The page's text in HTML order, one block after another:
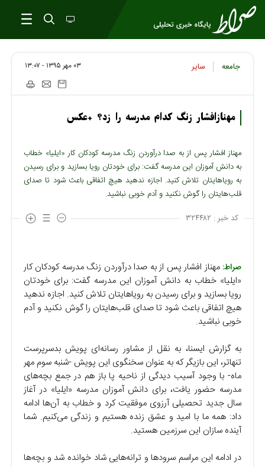
جامعه سایر ۰۳ مهر ۱۳۹۵ - ۱۳:۰۷
مهنازافشار زنگ کدام مدرسه را زد؟ +عکس
مهناز افشار پس از به صدا درآوردن زنگ مدرسه کودکان کار «ایلیا» خطاب
به دانش آموزان این مدرسه گفت: برای خودتان رویا بسازید و برای رسیدن
به رویاهایتان تلاش کنید. اجازه ندهید هیچ اتفاقی باعث شود تا صدای
قلب‌هایتان را گوش نکنید و آدم خوبی نباشید.
کد خبر : ۳۲۴۴۸۲
صراط: مهناز افشار پس از به صدا درآوردن زنگ مدرسه کودکان کار
«ایلیا» خطاب به دانش آموزان این مدرسه گفت: برای خودتان
رویا بسازید و برای رسیدن به رویاهایتان تلاش کنید. اجازه ندهید
هیچ اتفاقی باعث شود تا صدای قلب‌هایتان را گوش نکنید و آدم
خوبی نباشید.
به گزارش ایسنا، به نقل از مشاور رسانه‌ای پویش بدسرپرست
تنهاتر، این بازیگر که به عنوان سخنگوی این پویش -شنبه سوم مهر
ماه- با وجود آسیب دیدگی از ناحیه پا باز هم در جمع بچه‌های
مدرسه حضور یافت، برای دانش آموزان مدرسه «ایلیا» در آغاز
سال جدید تحصیلی آرزوی موفقیت کرد و خطاب به آن‌ها ادامه
داد: همه ما با امید و عشق زنده هستیم و زندگی می‌کنیم. شما
آینده سازان این سرزمین هستید.
در ادامه این مراسم سرودها و ترانه‌هایی شاد خوانده شد و بچه‌ها